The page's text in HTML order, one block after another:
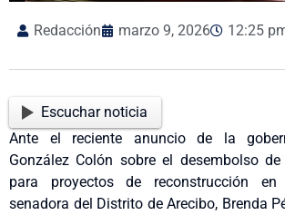
Redacción marzo 9, 2026 12:25
Escuchar noticia
Ante el reciente anuncio de la
González Colón sobre el desembolso
para proyectos de reconstrucción
senadora del Distrito de Arecibo, Brenda